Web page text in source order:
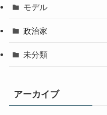
モデル
政治家
未分類
アーカイブ